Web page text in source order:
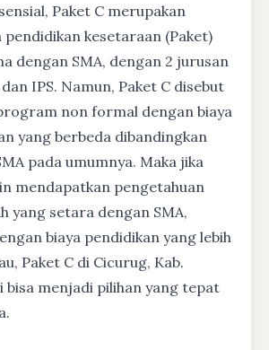
Paket C merupakan
kesetaraan (Paket)
dengan SMA, dengan 2 jurusan
IPS. Namun, Paket C disebut
non formal dengan biaya
yang berbeda dibandingkan
pada umumnya. Maka jika
mendapatkan pengetahuan
yang setara dengan SMA,
biaya pendidikan yang lebih
Paket C di Cicurug, Kab.
bisa menjadi pilihan yang tepat